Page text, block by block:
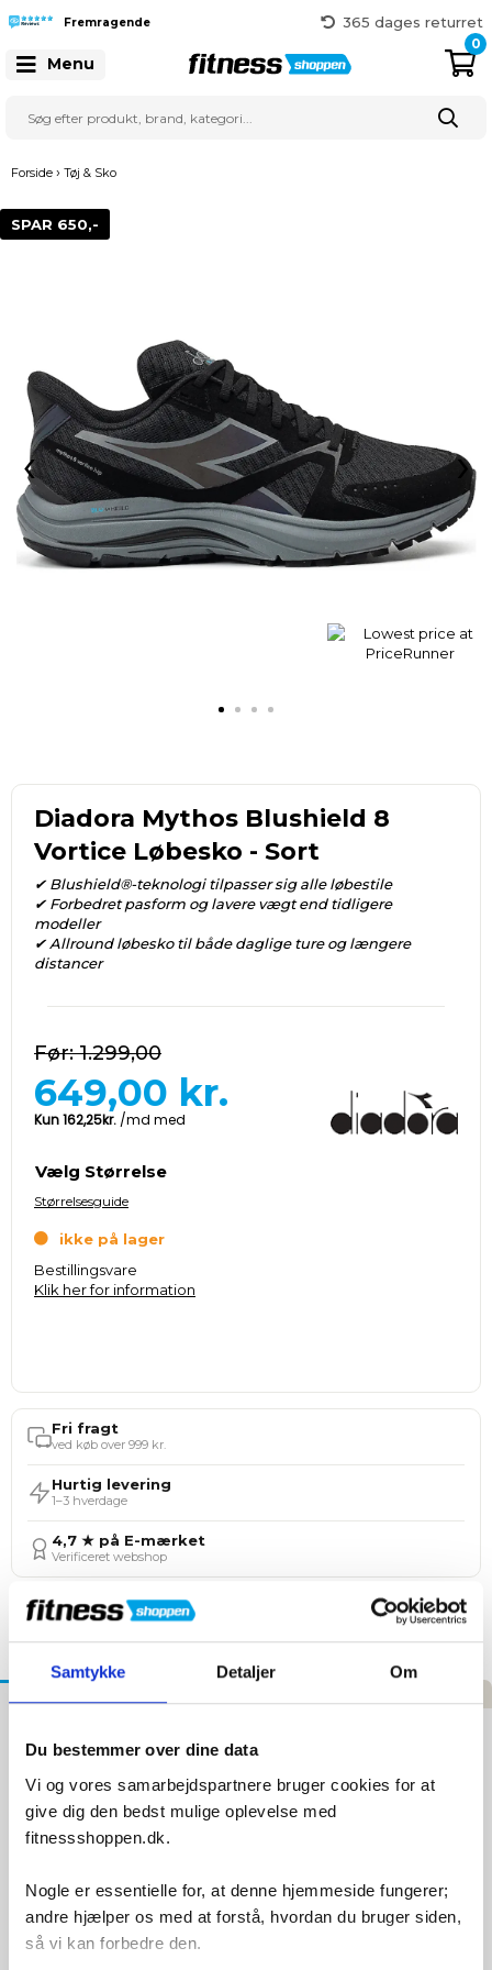
Samtykke Detaljer Om
Du bestemmer over dine data
Vi og vores samarbejdspartnere bruger cookies for at
give dig den bedst mulige oplevelse med
fitnessshoppen.dk.
Nogle er essentielle for, at denne hjemmeside fungerer;
andre hjælper os med at forstå, hvordan du bruger siden,
så vi kan forbedre den.
365 dages returret
Gratis fragt over 999 kr.
41 128 128
Fremragende
Menu
0
Forside › Tøj & Sko
SPAR 650,-
‹ ›
Diadora Mythos Blushield 8
Vortice Løbesko - Sort
✔ Blushield®-teknologi tilpasser sig alle løbestile
✔ Forbedret pasform og lavere vægt end tidligere
modeller
✔ Allround løbesko til både daglige ture og længere
distancer
1.299,00
649,00 kr.
Størrelsesguide
Vælg Størrelse
ikke på lager
Bestillingsvare
Klik her for information
Fri fragt
ved køb over 999 kr.
Hurtig levering
1–3 hverdage
4,7 ★ på E-mærket
Verificeret webshop
Diadora Mythos Blushield 8 Vortice
Mythos Blushield 8 Vortice er skabt til dig, der søger en
pålidelig, komfortabel og teknologisk opgraderet løbesko til
Med opdateret design og forbedret pasform fortsætter
Vortice-serien med at levere maksimalkomfort, stabilitet
og støddæmpning. Den nye version er lettere end tidligere